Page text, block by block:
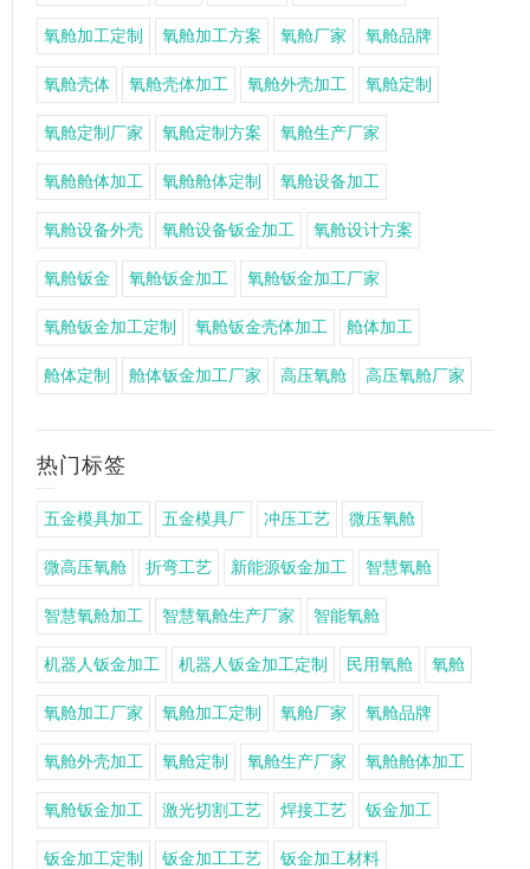
氧舱加工定制 氧舱加工方案 氧舱厂家 氧舱品牌
氧舱壳体 氧舱壳体加工 氧舱外壳加工 氧舱定制
氧舱定制厂家 氧舱定制方案 氧舱生产厂家
氧舱舱体加工 氧舱舱体定制 氧舱设备加工
氧舱设备外壳 氧舱设备钣金加工 氧舱设计方案
氧舱钣金 氧舱钣金加工 氧舱钣金加工厂家
氧舱钣金加工定制 氧舱钣金壳体加工 舱体加工
舱体定制 舱体钣金加工厂家 高压氧舱 高压氧舱厂家
热门标签
五金模具加工 五金模具厂 冲压工艺 微压氧舱
微高压氧舱 折弯工艺 新能源钣金加工 智慧氧舱
智慧氧舱加工 智慧氧舱生产厂家 智能氧舱
机器人钣金加工 机器人钣金加工定制 民用氧舱 氧舱
氧舱加工厂家 氧舱加工定制 氧舱厂家 氧舱品牌
氧舱外壳加工 氧舱定制 氧舱生产厂家 氧舱舱体加工
氧舱钣金加工 激光切割工艺 焊接工艺 钣金加工
钣金加工定制 钣金加工工艺 钣金加工材料